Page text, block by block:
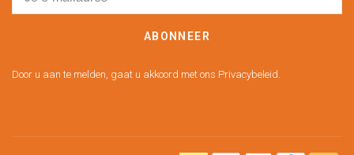
ABONNEER
Door u aan te melden, gaat u akkoord met ons Privacybeleid.